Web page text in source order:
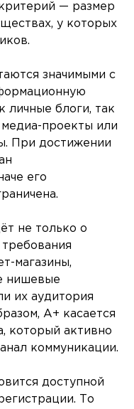
— размер
у которых
значимыми с
личные блоги, так
проекты или
При достижении
его
не только о
магазины,
нишевые
их аудитория
A+ касается
который активно
коммуникации.
доступной
То